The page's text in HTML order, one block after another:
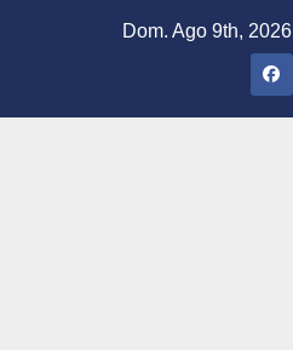
Dom. Ago 9th, 2026